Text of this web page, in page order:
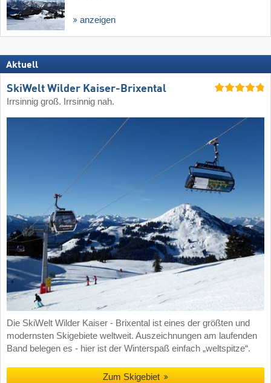
anzeigen
Aktuell
SkiWelt Wilder Kaiser-Brixental
Irrsinnig groß. Irrsinnig nah.
Die SkiWelt Wilder Kaiser - Brixental ist eines der größten und
modernsten Skigebiete weltweit. Auszeichnungen am laufenden
Band belegen es - hier ist der Winterspaß einfach „weltspitze“.
Zum Skigebiet